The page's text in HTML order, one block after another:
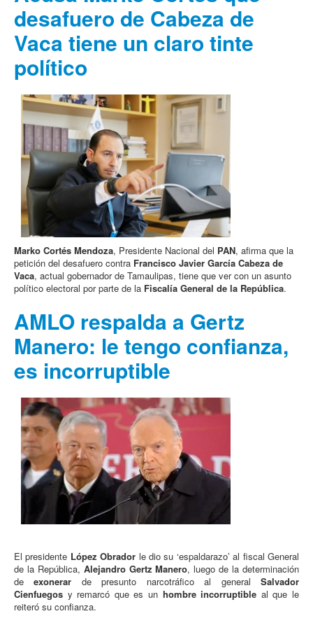
desafuero de Cabeza de
Vaca tiene un claro tinte
político
Marko Cortés Mendoza, Presidente Nacional del PAN, afirma que la
petición del desafuero contra Francisco Javier García Cabeza de
Vaca, actual gobernador de Tamaulipas, tiene que ver con un asunto
político electoral por parte de la Fiscalía General de la República.
AMLO respalda a Gertz
Manero: le tengo confianza,
es incorruptible
El presidente López Obrador le dio su ‘espaldarazo’ al fiscal General
de la República, Alejandro Gertz Manero, luego de la determinación
deexonerar de presunto narcotráfico al generalSalvador
Cienfuegos y remarcó que es un hombre incorruptible al que le
reiteró su confianza.